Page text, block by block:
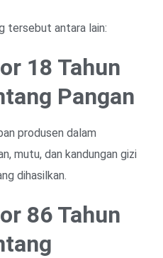
tersebut antara lain:
18 Tahun
Pangan
produsen dalam
mutu, dan kandungan gizi
dihasilkan.
86 Tahun